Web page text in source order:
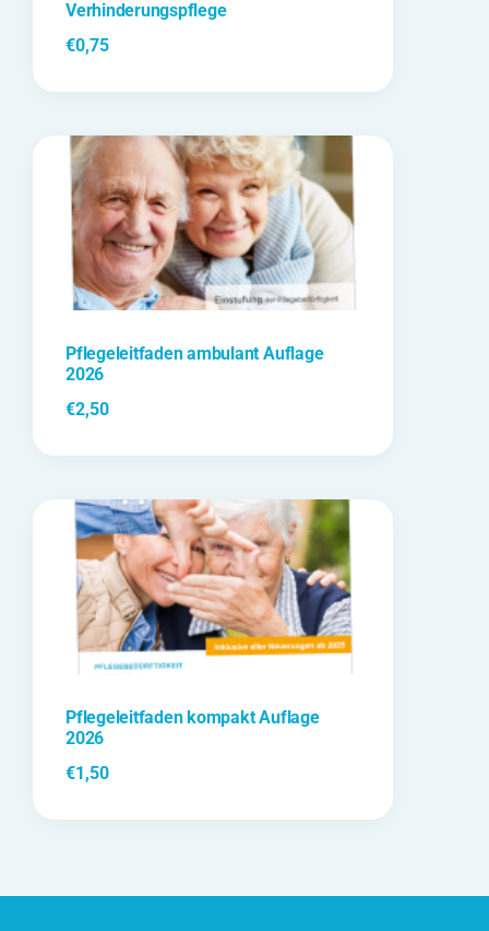
Verhinderungspflege
€0,75
Pflegeleitfaden ambulant Auflage
2026
€2,50
Pflegeleitfaden kompakt Auflage
2026
€1,50